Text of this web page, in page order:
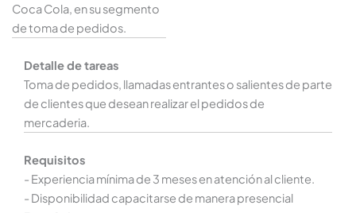
Coca Cola, en su segmento
de toma de pedidos.
Detalle de tareas
Toma de pedidos, llamadas entrantes o salientes de parte
de clientes que desean realizar el pedidos de
mercaderia.
Requisitos
- Experiencia mínima de 3 meses en atención al cliente.
- Disponibilidad capacitarse de manera presencial